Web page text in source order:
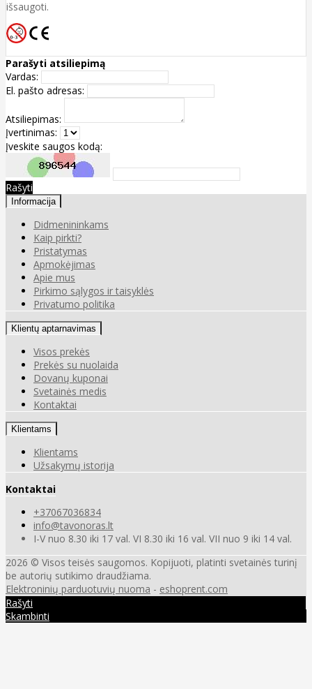
išsaugoti.
Parašyti atsiliepimą
Vardas:
El. pašto adresas:
Atsiliepimas:
Įvertinimas:
Įveskite saugos kodą:
Rašyti
Informacija
Didmenininkams
Kaip pirkti?
Pristatymas
Apmokėjimas
Apie mus
Pirkimo sąlygos ir taisyklės
Privatumo politika
Klientų aptarnavimas
Visos prekės
Prekės su nuolaida
Dovanų kuponai
Svetainės medis
Kontaktai
Klientams
Klientams
Užsakymų istorija
Kontaktai
+37067036834
info@tavonoras.lt
I-V nuo 8.30 iki 17 val. VI 8.30 iki 16 val. VII nuo 9 iki 14 val.
2026 © Visos teisės saugomos. Kopijuoti, platinti svetainės turinį
be autorių sutikimo draudžiama.
Elektroninių parduotuvių nuoma - eshoprent.com
Rašyti
Skambinti